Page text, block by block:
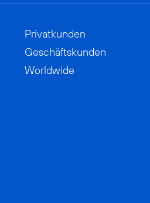
Privatkunden
Geschäftskunden
Worldwide